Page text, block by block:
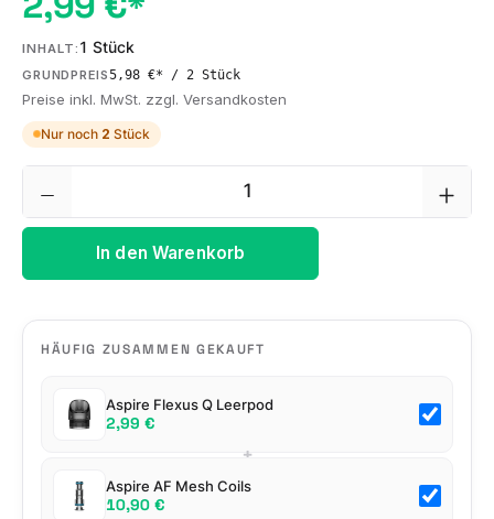
INHALT: 1 Stück
GRUNDPREIS5,98 €* / 2 Stück
Preise inkl. MwSt. zzgl. Versandkosten
Nur noch 2 Stück
Produkt Anzahl: Gib den
In den Warenkorb
HÄUFIG ZUSAMMEN GEKAUFT
Aspire Flexus Q Leerpod
2,99 €
+
Aspire AF Mesh Coils
10,90 €